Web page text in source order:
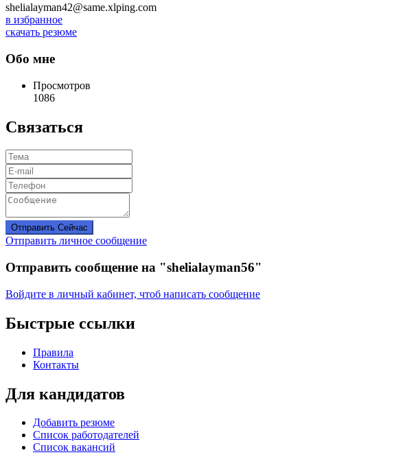
shelialayman42@same.xlping.com
в избранное
скачать резюме
Обо мне
Просмотров
1086
Связаться
Отправить Сейчас
Отправить личное сообщение
Отправить сообщение на "shelialayman56"
Войдите в личный кабинет, чтоб написать сообщение
Быстрые ссылки
Правила
Контакты
Для кандидатов
Добавить резюме
Список работодателей
Список вакансий